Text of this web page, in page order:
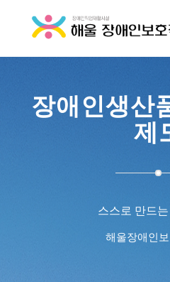
장애인생산
제
스스로 만드
해울장애인